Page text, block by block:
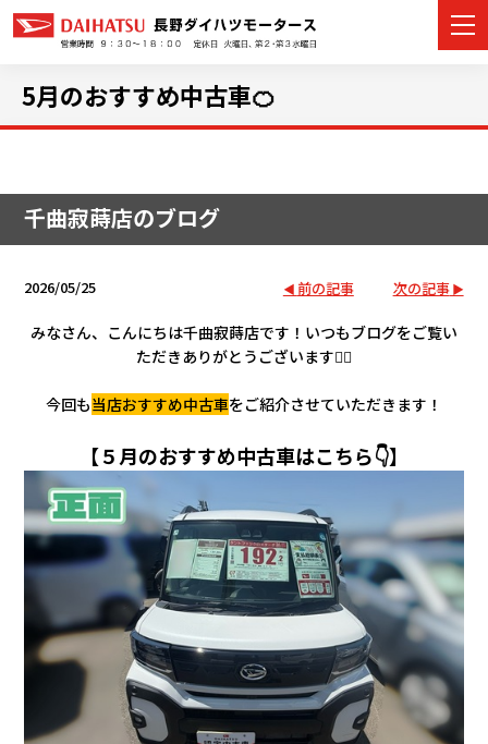
店舗情報
イベント・キャンペーン
アフターサポート
カタ
リコ
お問
5月のおすすめ中古車🍊
千曲寂蒔店のブログ
2026/05/25 前の記事 次の記事
みなさん、こんにちは千曲寂蒔店です！ いつもブログをご覧い
ただきありがとうございます🙂‍↕️
今回も当店おすすめ中古車をご紹介させていただきます！
【５月のおすすめ中古車はこちら👇】